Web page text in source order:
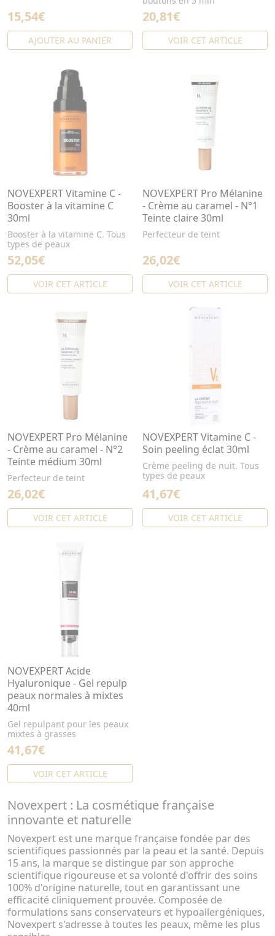
15,54€
AJOUTER AU PANIER
20,81€
VOIR CET ARTICLE
NOVEXPERT Vitamine C -
Booster à la vitamine C
30ml
Booster à la vitamine C. Tous
types de peaux
52,05€
VOIR CET ARTICLE
NOVEXPERT Pro Mélanine
- Crème au caramel - N°1
Teinte claire 30ml
Perfecteur de teint
26,02€
VOIR CET ARTICLE
NOVEXPERT Pro Mélanine
- Crème au caramel - N°2
Teinte médium 30ml
Perfecteur de teint
26,02€
VOIR CET ARTICLE
NOVEXPERT Vitamine C -
Soin peeling éclat 30ml
Crème peeling de nuit. Tous
types de peaux
41,67€
VOIR CET ARTICLE
NOVEXPERT Acide
Hyaluronique - Gel repulp
peaux normales à mixtes
40ml
Gel repulpant pour les peaux
mixtes à grasses
41,67€
VOIR CET ARTICLE
Novexpert : La cosmétique française
innovante et naturelle
Novexpert est une marque française fondée par des
scientifiques passionnés par la peau et la santé. Depuis
15 ans, la marque se distingue par son approche
scientifique rigoureuse et sa volonté d'offrir des soins
100% d'origine naturelle, tout en garantissant une
efficacité cliniquement prouvée. Composée de
formulations sans conservateurs et hypoallergéniques,
Novexpert s'adresse à toutes les peaux, même les plus